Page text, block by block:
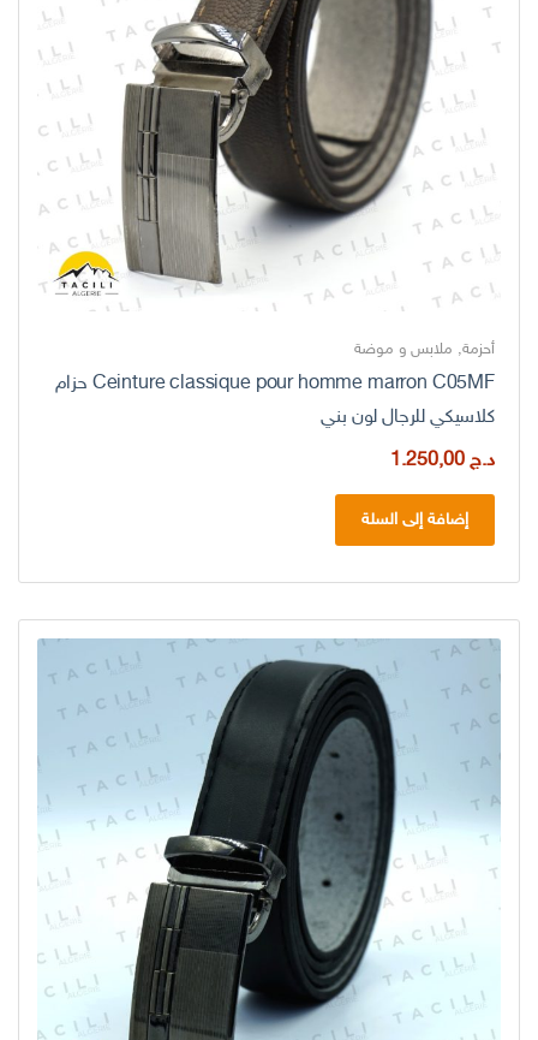
أحزمة, ملابس و موضة
Ceinture classique pour homme marron C05MF حزام
كلاسيكي للرجال لون بني
د.ج
إضافة إلى السلة